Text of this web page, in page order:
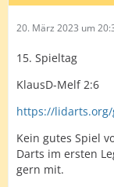
20. März 2023 um
15. Spieltag
KlausD-Melf 2:6
https://lidarts.org/
Kein gutes Spiel
Darts im ersten
gern mit.